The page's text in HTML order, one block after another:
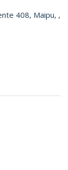
408, Maipu, ,